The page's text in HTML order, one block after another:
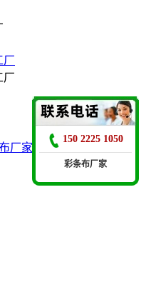
厂家电话：15022251050
150 2225 1050
彩条布厂家